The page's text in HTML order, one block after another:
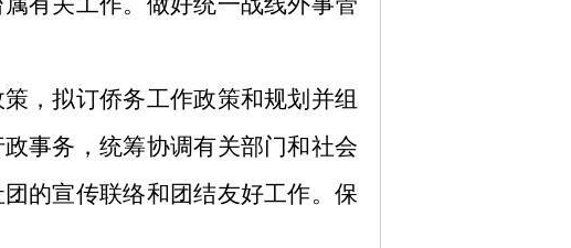
，拟订侨务工作政策和规划并组
事务，统筹协调有关部门和社会
的宣传联络和团结友好工作。保